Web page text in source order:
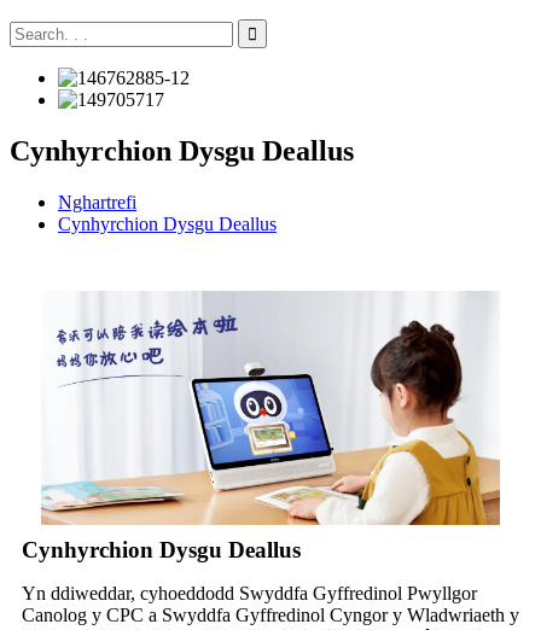
Cynhyrchion Dysgu Deallus
Nghartrefi
Cynhyrchion Dysgu Deallus
Cynhyrchion Dysgu Deallus
Yn ddiweddar, cyhoeddodd Swyddfa Gyffredinol Pwyllgor
Canolog y CPC a Swyddfa Gyffredinol Cyngor y Wladwriaeth y